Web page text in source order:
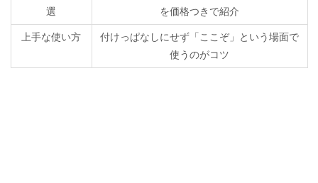
選
を価格つきで紹介
上手な使い方
付けっぱなしにせず「ここぞ」という場面で
使うのがコツ